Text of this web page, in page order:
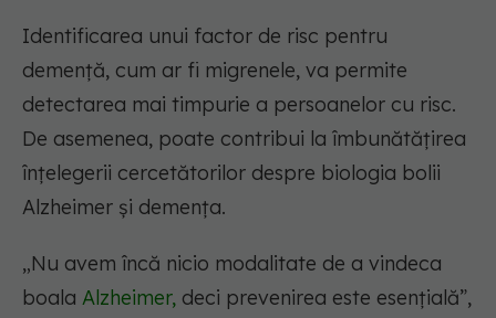
Identificarea unui factor de risc pentru
demență, cum ar fi migrenele, va permite
detectarea mai timpurie a persoanelor cu risc.
De asemenea, poate contribui la îmbunătățirea
înțelegerii cercetătorilor despre biologia bolii
Alzheimer și demența.
„Nu avem încă nicio modalitate de a vindeca
boala Alzheimer, deci prevenirea este esențială”,